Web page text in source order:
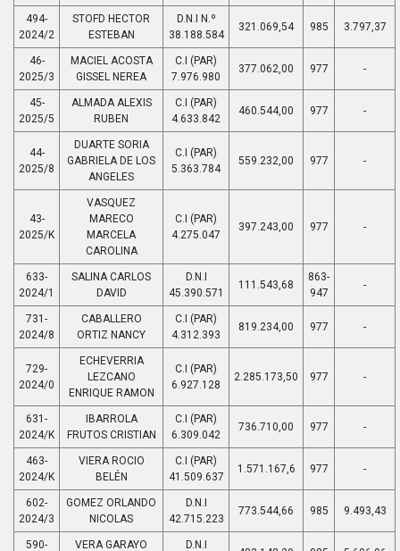
494-
2024/2
STOFD HECTOR
ESTEBAN
D.N.I N.º
38.188.584
321.069,54 985 3.797,37
46-
2025/3
MACIEL ACOSTA
GISSEL NEREA
C.I (PAR)
7.976.980
377.062,00 977 -
45-
2025/5
ALMADA ALEXIS
RUBEN
C.I (PAR)
4.633.842
460.544,00 977 -
44-
2025/8
DUARTE SORIA
GABRIELA DE LOS
ANGELES
C.I (PAR)
5.363.784
559.232,00 977 -
43-
2025/K
VASQUEZ
MARECO
MARCELA
CAROLINA
C.I (PAR)
4.275.047
397.243,00 977 -
633-
2024/1
SALINA CARLOS
DAVID
D.N.I
45.390.571
111.543,68
863-
947
-
731-
2024/8
CABALLERO
ORTIZ NANCY
C.I (PAR)
4.312.393
819.234,00 977 -
729-
2024/0
ECHEVERRIA
LEZCANO
ENRIQUE RAMON
C.I (PAR)
6.927.128
2.285.173,50 977 -
631-
2024/K
IBARROLA
FRUTOS CRISTIAN
C.I (PAR)
6.309.042
736.710,00 977 -
463-
2024/K
VIERA ROCIO
BELÉN
C.I (PAR)
41.509.637
1.571.167,6 977 -
602-
2024/3
GOMEZ ORLANDO
NICOLAS
D.N.I
42.715.223
773.544,66 985 9.493,43
590- VERA GARAYO D.N.I